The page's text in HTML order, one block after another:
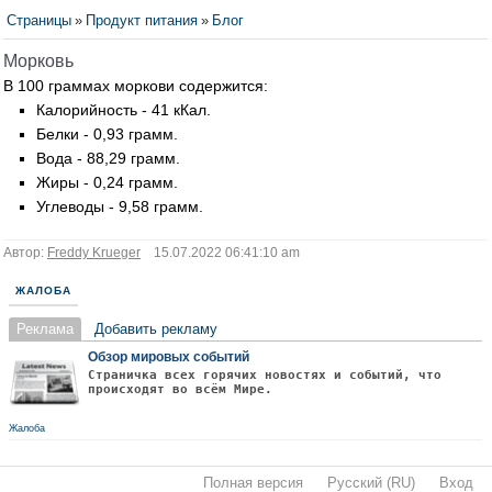
Страницы » Продукт питания » Блог
Морковь
В 100 граммах моркови содержится:
Калорийность - 41 кКал.
Белки - 0,93 грамм.
Вода - 88,29 грамм.
Жиры - 0,24 грамм.
Углеводы - 9,58 грамм.
Автор: Freddy Krueger 15.07.2022 06:41:10 am
ЖАЛОБА
Реклама Добавить рекламу
Обзор мировых событий
Страничка всех горячих новостях и событий, что
происходят во всём Мире.
Жалоба
Полная версия Русский (RU) Вход